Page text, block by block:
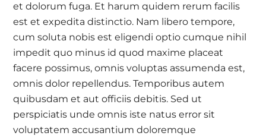
et dolorum fuga. Et harum quidem rerum facilis
est et expedita distinctio. Nam libero tempore,
cum soluta nobis est eligendi optio cumque nihil
impedit quo minus id quod maxime placeat
facere possimus, omnis voluptas assumenda est,
omnis dolor repellendus. Temporibus autem
quibusdam et aut officiis debitis. Sed ut
perspiciatis unde omnis iste natus error sit
voluptatem accusantium doloremque